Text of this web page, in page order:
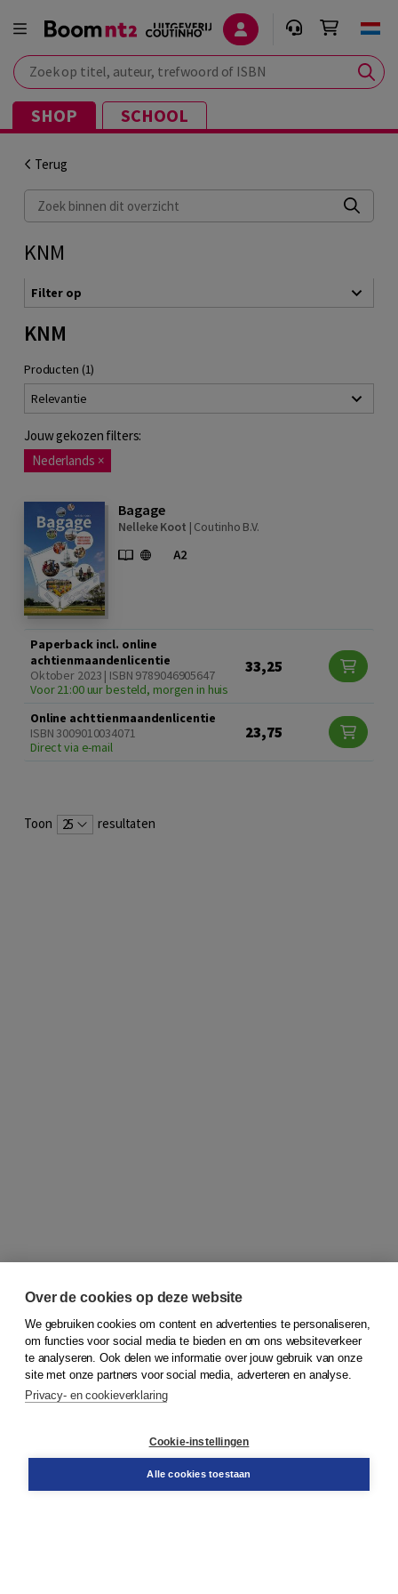
Zoek op titel, auteur, trefwoord of ISBN
SHOP SCHOOL
Terug
Zoek binnen dit overzicht
KNM
Filter op
KNM
Producten (1)
Relevantie
Jouw gekozen filters:
Nederlands ×
Bagage
Nelleke Koot | Coutinho B.V.
Paperback incl. online
achtienmaandenlicentie
Oktober 2023 | ISBN 9789046905647
Voor 21:00 uur besteld, morgen in huis
33,25
Online achttienmaandenlicentie
ISBN 3009010034071
Direct via e-mail
23,75
Toon 25 resultaten
© 2026Koninklijke Boom uitgevers
Bestellen
Over de cookies op deze website
We gebruiken cookies om content en advertenties te personaliseren,
om functies voor social media te bieden en om ons websiteverkeer
te analyseren. Ook delen we informatie over jouw gebruik van onze
site met onze partners voor social media, adverteren en analyse.
Privacy- en cookieverklaring
Cookie-instellingen
Alle cookies toestaan